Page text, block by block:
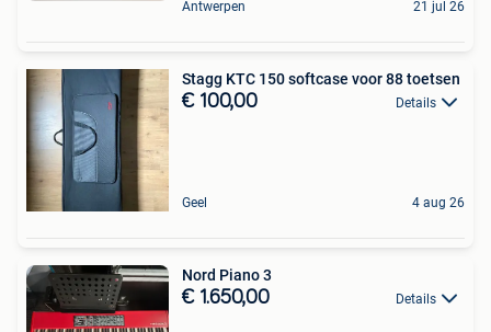
Antwerpen 21 jul 26
Stagg KTC 150 softcase voor 88 toetsen
€ 100,00 Details
Geel 4 aug 26
Nord Piano 3
€ 1.650,00 Details